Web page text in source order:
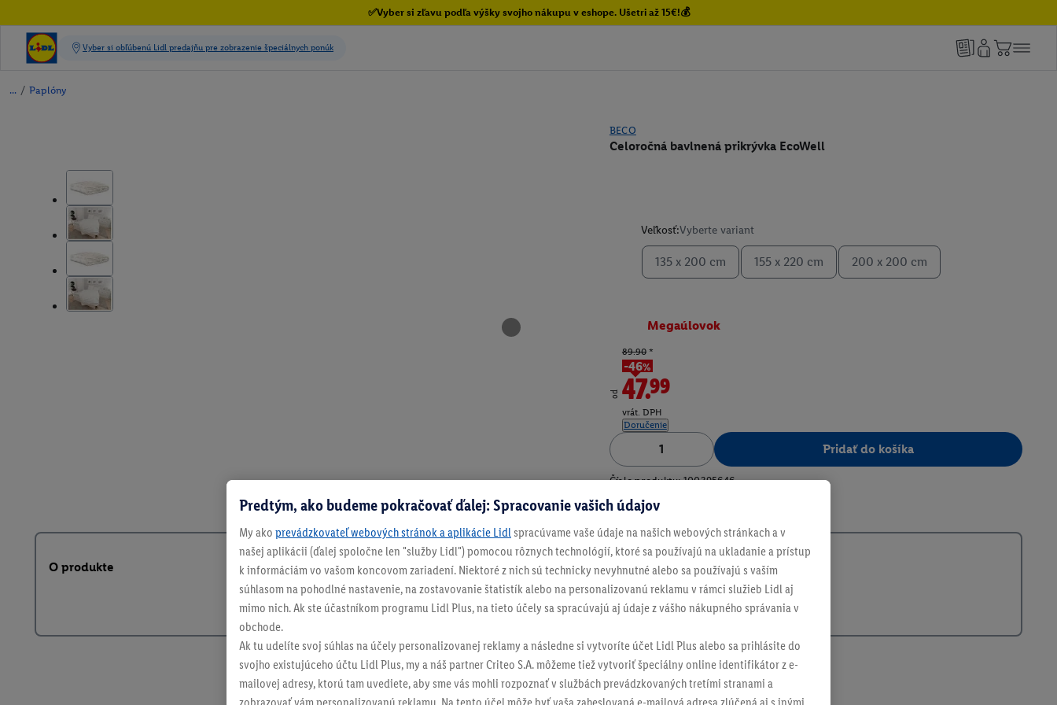
✅Vyber si zľavu podľa výšky svojho nákupu v eshope. Ušetri až 15€!💰
/ Paplóny
BECO
Celoročná bavlnená prikrývka EcoWell
Veľkosť:Vyberte variant
135 x 200 cm 155 x 220 cm 200 x 200 cm
Megaúlovok
od
89.90*
-46%
47.99
vrát. DPH
Doručenie
Pridať do košíka
Číslo produktu: 100395646
O produkte
Predtým, ako budeme pokračovať ďalej: Spracovanie vašich údajov
My ako prevádzkovateľ webových stránok a aplikácie Lidl spracúvame vaše údaje na našich webových stránkach a v
našej aplikácii (ďalej spoločne len "služby Lidl") pomocou rôznych technológií, ktoré sa používajú na ukladanie a prístup
k informáciám vo vašom koncovom zariadení. Niektoré z nich sú technicky nevyhnutné alebo sa používajú s vaším
súhlasom na pohodlné nastavenie, na zostavovanie štatistík alebo na personalizovanú reklamu v rámci služieb Lidl aj
mimo nich. Ak ste účastníkom programu Lidl Plus, na tieto účely sa spracúvajú aj údaje z vášho nákupného správania v
obchode.
Ak tu udelíte svoj súhlas na účely personalizovanej reklamy a následne si vytvoríte účet Lidl Plus alebo sa prihlásite do
svojho existujúceho účtu Lidl Plus, my a náš partner Criteo S.A. môžeme tiež vytvoriť špeciálny online identifikátor z e-
mailovej adresy, ktorú tam uvediete, aby sme vás mohli rozpoznať v službách prevádzkovaných tretími stranami a